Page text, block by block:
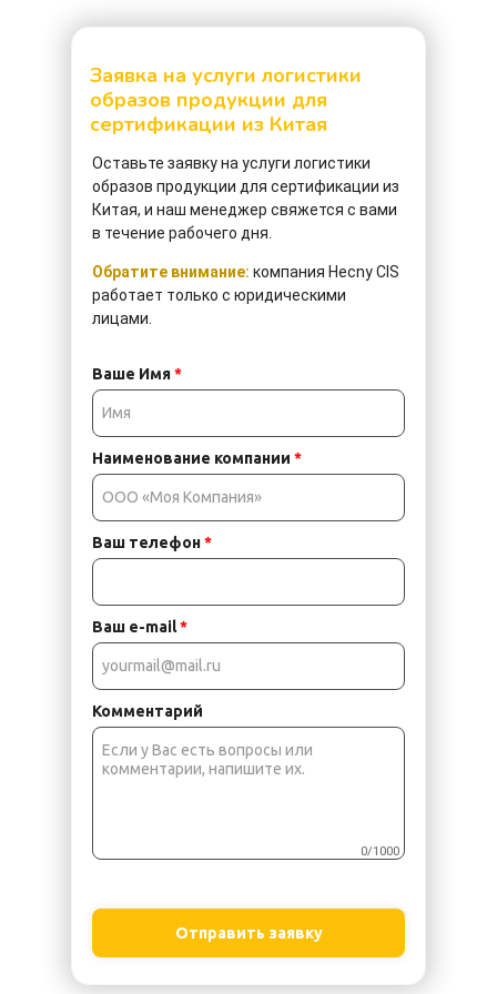
Заявка на услуги логистики
образов продукции для
сертификации из Китая
Оставьте заявкуна услуги логистики
образов продукции для сертификации из
Китая, и наш менеджер свяжется с вами
в течение рабочего дня.
Обратите внимание: компания Hecny CIS
работает только с юридическими
лицами.
Ваше Имя*
Наименование компании *
Ваш телефон*
Ваш e-mail*
Комментарий
0/1000
Отправить заявку